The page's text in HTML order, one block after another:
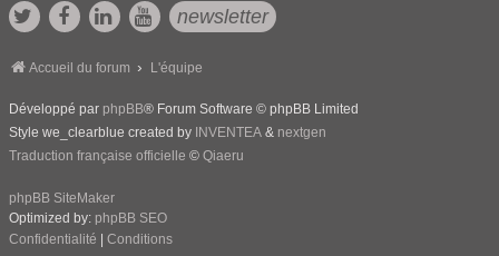
newsletter
Accueil du forum L'équipe
Développé par phpBB® Forum Software © phpBB Limited
Style we_clearblue created by INVENTEA & nextgen
Traduction française officielle © Qiaeru
phpBB SiteMaker
Optimized by: phpBB SEO
Confidentialité
Conditions